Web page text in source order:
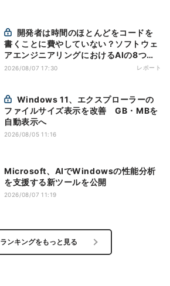
書くことに費やしていない？ソフトウェ
アエンジニアリングにおけるAIの8つの
神話への賛否
2026/08/07 17:30 レポート
ファイルサイズ表示を改善 GB・MBを
自動表示へ
2026/08/05 11:16
Microsoft、AIでWindowsの性能分析
を支援する新ツールを公開
2026/08/07 11:19
ランキングをもっと見る